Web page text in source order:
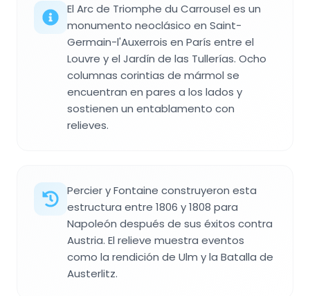
El Arc de Triomphe du Carrousel es un
monumento neoclásico en Saint-
Germain-l'Auxerrois en París entre el
Louvre y el Jardín de las Tullerías. Ocho
columnas corintias de mármol se
encuentran en pares a los lados y
sostienen un entablamento con
relieves.
Percier y Fontaine construyeron esta
estructura entre 1806 y 1808 para
Napoleón después de sus éxitos contra
Austria. El relieve muestra eventos
como la rendición de Ulm y la Batalla de
Austerlitz.